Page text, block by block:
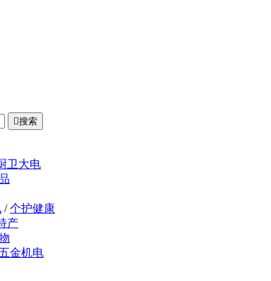
搜索
卫大电
/ 个护健康
产
五金机电